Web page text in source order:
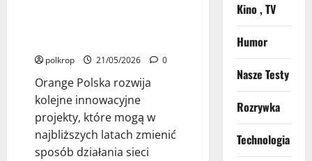
polkrop 21/05/2026 0
Orange Polska rozwija
kolejne innowacyjne
projekty, które mogą w
najbliższych latach zmienić
sposób działania sieci
Kino , TV
Humor
Nasze Testy
Rozrywka
Technologia